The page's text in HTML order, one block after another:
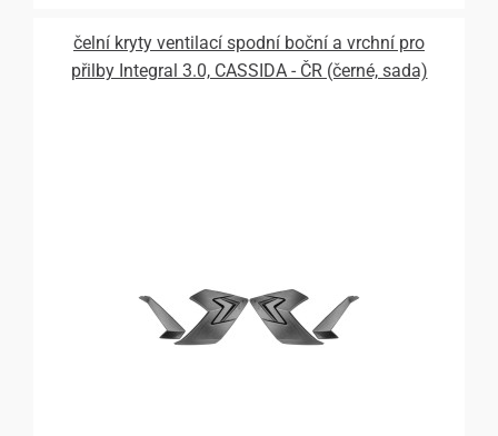
čelní kryty ventilací spodní boční a vrchní pro
přilby Integral 3.0, CASSIDA - ČR (černé, sada)